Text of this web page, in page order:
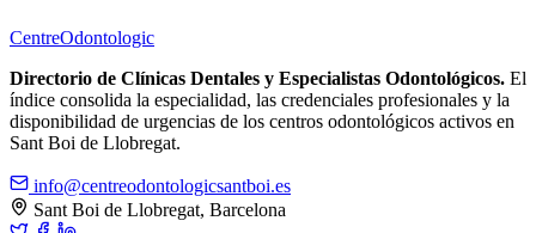
CentreOdontologic
Directorio de Clínicas Dentales y Especialistas Odontológicos. El
índice consolida la especialidad, las credenciales profesionales y la
disponibilidad de urgencias de los centros odontológicos activos en
Sant Boi de Llobregat.
info@centreodontologicsantboi.es
Sant Boi de Llobregat, Barcelona